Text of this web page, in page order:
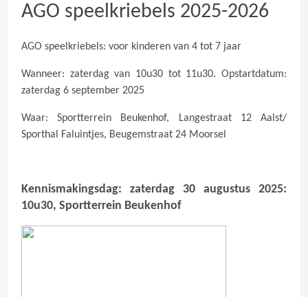
AGO speelkriebels 2025-2026
AGO speelkriebels: voor kinderen van 4 tot 7 jaar
Wanneer: zaterdag van 10u30 tot 11u30. Opstartdatum:
zaterdag 6 september 2025
Waar: Sportterrein Beukenhof, Langestraat 12 Aalst/
Sporthal Faluintjes, Beugemstraat 24 Moorsel
Kennismakingsdag: zaterdag 30 augustus 2025:
10u30, Sportterrein Beukenhof